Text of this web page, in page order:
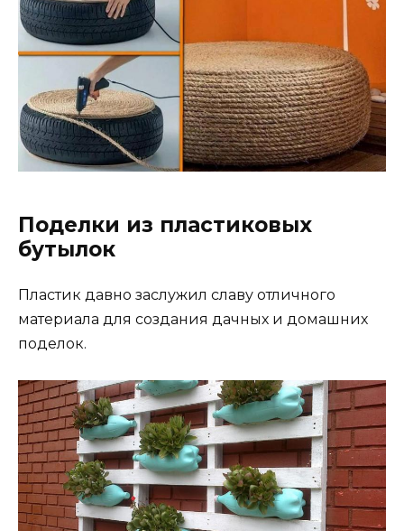
Поделки из пластиковых
бутылок
Пластик давно заслужил славу отличного
материала для создания дачных и домашних
поделок.